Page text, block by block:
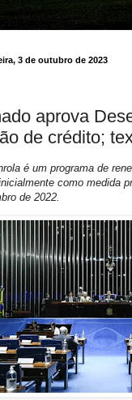
3 de outubro de 2023
aprova
de crédito;
é um programa de
como medida
de 2022.